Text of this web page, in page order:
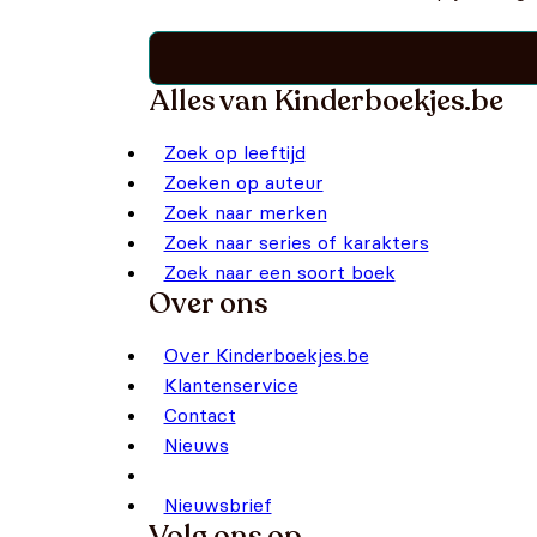
Alles van Kinderboekjes.be
Zoek op leeftijd
Zoeken op auteur
Zoek naar merken
Zoek naar series of karakters
Zoek naar een soort boek
Over ons
Over Kinderboekjes.be
Klantenservice
Contact
Nieuws
Nieuwsbrief